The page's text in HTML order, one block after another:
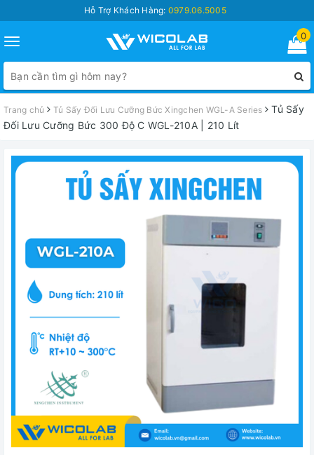
Hỗ Trợ Khách Hàng: 0979.06.5005
Toggle
navigation
0
Trang chủ Tủ Sấy Đối Lưu Cưỡng Bức Xingchen WGL-A Series
Tủ Sấy
Đối Lưu Cưỡng Bức 300 Độ C WGL-210A | 210 Lít